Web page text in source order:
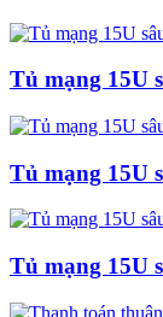
Tủ mạng 15U
Tủ mạng 15U
Tủ mạng 15U